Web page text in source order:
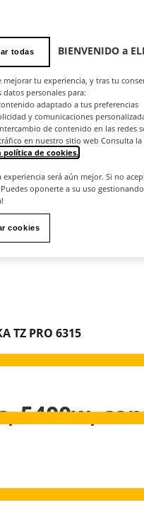
TZ PRO 6315
todas BIENVENIDO a
tu experiencia, y tras tu
datos personales para:
adaptado a tus preferencias
y comunicaciones
de contenido en las redes
en nuestro sitio web Consulta
política de cookies.
experiencia será aún mejor. Si no
oponerte a su uso
cookies